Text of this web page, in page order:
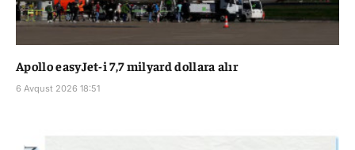
Apollo easyJet-i 7,7 milyard dollara alır
6 Avqust 2026 18:51